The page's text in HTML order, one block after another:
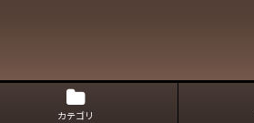
カテゴリ